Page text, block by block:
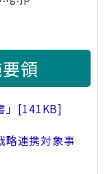
領
[141KB]
略連携対象事